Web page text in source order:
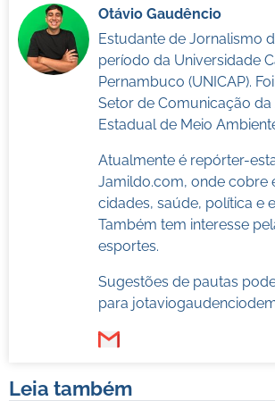
Otávio Gaudêncio
Estudante de Jornalismo
período da Universidade
Pernambuco (UNICAP).
Setor de Comunicação da
Estadual de Meio
Atualmente é repórter-
Jamildo.com, onde cobre
cidades, saúde, política e
Também tem interesse
esportes.
Sugestões de pautas
para
Leia também